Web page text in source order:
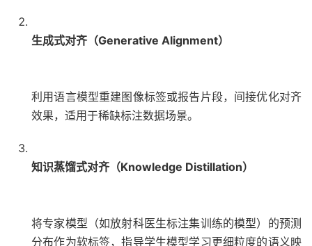
生成式对齐（Generative Alignment）
利用语言模型重建图像标签或报告片段，间接优化对齐
效果，适用于稀缺标注数据场景。
知识蒸馏式对齐（Knowledge Distillation）
将专家模型（如放射科医生标注集训练的模型）的预测
分布作为软标签，指导学生模型学习更细粒度的语义映